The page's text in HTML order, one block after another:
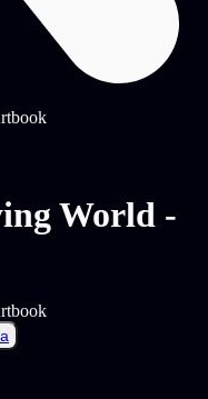
World -